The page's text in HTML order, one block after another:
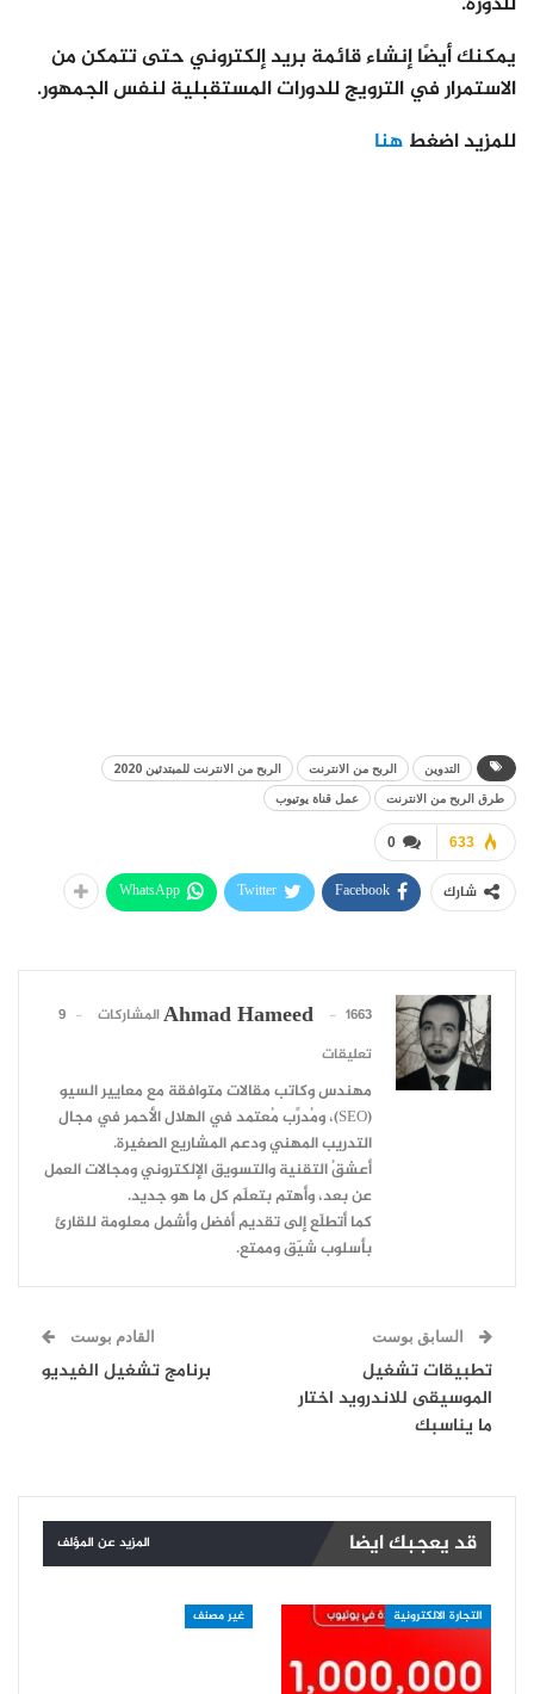
يمكنك أيضًا إنشاء قائمة بريد إلكتروني حتى تتمكن من
الاستمرار في الترويج للدورات المستقبلية لنفس الجمهور.
للمزيد اضغط هنا
التدوين الربح من الانترنت
الربح من الانترنت للمبتدئين 2020
طرق الربح من الانترنت
عمل قناة يوتيوب
0 633
شارك Facebook
Twitter
WhatsApp
Ahmad Hameed 1663 المشاركات
9
تعليقات
مهندس وكاتب مقالات متوافقة مع معايير السيو
(SEO)، ومُدرِّب مُعتمد في الهلال الأحمر في مجال
التدريب المهني ودعم المشاريع الصغيرة.
أعشقُ التقنية والتسويق الإلكتروني ومجالات العمل
عن بعد، وأهتم بتعلّم كل ما هو جديد.
كما أتطلّع إلى تقديم أفضل وأشمل معلومة للقارئ
بأسلوب شيّق وممتع.
السابق بوست
تطبيقات تشغيل
الموسيقى للاندرويد اختار
ما يناسبك
القادم بوست
برنامج تشغيل الفيديو
قد يعجبك ايضا المزيد عن المؤلف
التجارة الالكترونية غير مصنف